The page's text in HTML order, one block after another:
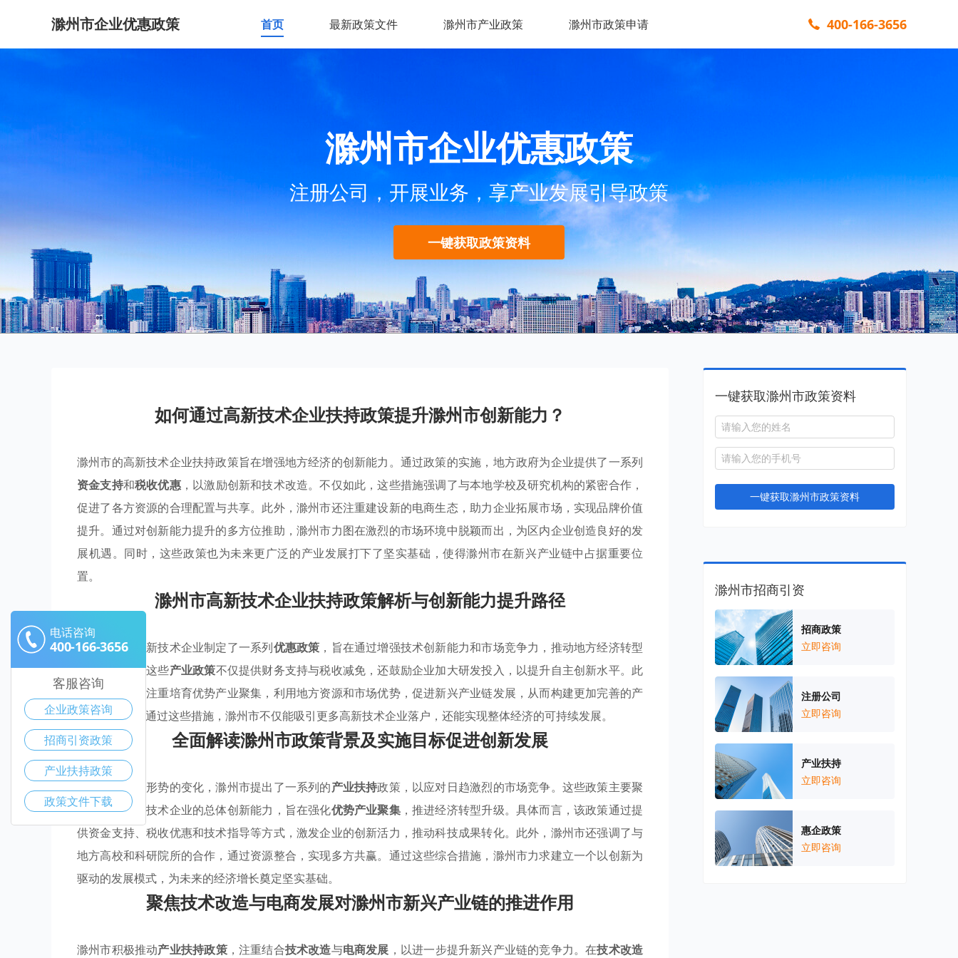
滁州市企业优惠政策 首页 最新政策文件 滁州市产业政策 滁州市政策申请 400-166-3656
滁州市企业优惠政策
注册公司，开展业务，享产业发展引导政策
一键获取政策资料
如何通过高新技术企业扶持政策提升滁州市创新能力？
滁州市的高新技术企业扶持政策旨在增强地方经济的创新能力。通过政策的实施，地方政府为企业提供了一系列
资金支持和税收优惠，以激励创新和技术改造。不仅如此，这些措施强调了与本地学校及研究机构的紧密合作，
促进了各方资源的合理配置与共享。此外，滁州市还注重建设新的电商生态，助力企业拓展市场，实现品牌价值
提升。通过对创新能力提升的多方位推助，滁州市力图在激烈的市场环境中脱颖而出，为区内企业创造良好的发
展机遇。同时，这些政策也为未来更广泛的产业发展打下了坚实基础，使得滁州市在新兴产业链中占据重要位
置。
滁州市高新技术企业扶持政策解析与创新能力提升路径
滁州市针对高新技术企业制定了一系列优惠政策 ，旨在通过增强技术创新能力和市场竞争力，推动地方经济转型
和产业升级。这些产业政策不仅提供财务支持与税收减免，还鼓励企业加大研发投入，以提升自主创新水平。此
外，滁州市还注重培育优势产业聚集，利用地方资源和市场优势，促进新兴产业链发展，从而构建更加完善的产
业生态系统。通过这些措施，滁州市不仅能吸引更多高新技术企业落户，还能实现整体经济的可持续发展。
全面解读滁州市政策背景及实施目标促进创新发展
随着全球经济形势的变化，滁州市提出了一系列的产业扶持政策，以应对日趋激烈的市场竞争。这些政策主要聚
焦在提升高新技术企业的总体创新能力，旨在强化优势产业聚集，推进经济转型升级。具体而言，该政策通过提
供资金支持、税收优惠和技术指导等方式，激发企业的创新活力，推动科技成果转化。此外，滁州市还强调了与
地方高校和科研院所的合作，通过资源整合，实现多方共赢。通过这些综合措施，滁州市力求建立一个以创新为
驱动的发展模式，为未来的经济增长奠定坚实基础。
聚焦技术改造与电商发展对滁州市新兴产业链的推进作用
滁州市积极推动产业扶持政策，注重结合技术改造与电商发展 ，以进一步提升新兴产业链的竞争力。在技术改造
一键获取滁州市政策资料
一键获取滁州市政策资料
滁州市招商引资
招商政策
立即咨询
注册公司
立即咨询
产业扶持
立即咨询
惠企政策
立即咨询
电话咨询
400-166-3656
客服咨询
企业政策咨询
招商引资政策
产业扶持政策
政策文件下载